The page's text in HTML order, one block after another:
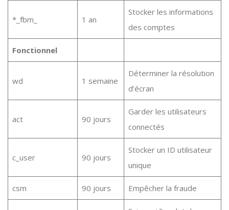
*_fbm_ 1 an
Stocker les informations
des comptes
Fonctionnel
wd 1 semaine
Déterminer la résolution
d’écran
act 90 jours
Garder les utilisateurs
connectés
c_user 90 jours
Stocker un ID utilisateur
unique
csm 90 jours Empêcher la fraude